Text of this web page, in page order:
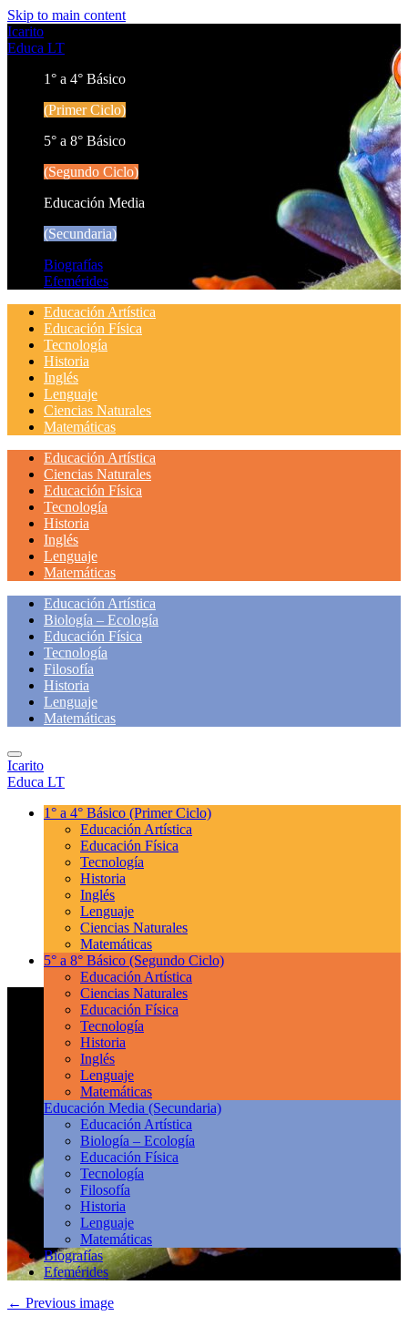
Skip to main content
Icarito
Educa LT
1° a 4° Básico
(Primer Ciclo)
5° a 8° Básico
(Segundo Ciclo)
Educación Media
(Secundaria)
Biografías
Efemérides
Educación Artística
Educación Física
Tecnología
Historia
Inglés
Lenguaje
Ciencias Naturales
Matemáticas
Educación Artística
Ciencias Naturales
Educación Física
Tecnología
Historia
Inglés
Lenguaje
Matemáticas
Educación Artística
Biología – Ecología
Educación Física
Tecnología
Filosofía
Historia
Lenguaje
Matemáticas
Icarito
Educa LT
1° a 4° Básico (Primer Ciclo)
Educación Artística
Educación Física
Tecnología
Historia
Inglés
Lenguaje
Ciencias Naturales
Matemáticas
5° a 8° Básico (Segundo Ciclo)
Educación Artística
Ciencias Naturales
Educación Física
Tecnología
Historia
Inglés
Lenguaje
Matemáticas
Educación Media (Secundaria)
Educación Artística
Biología – Ecología
Educación Física
Tecnología
Filosofía
Historia
Lenguaje
Matemáticas
Biografías
Efemérides
← Previous image